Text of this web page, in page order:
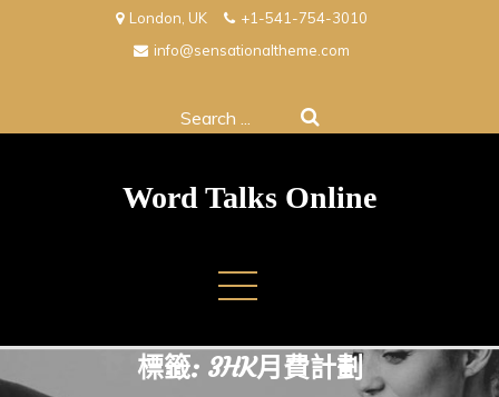
London, UK
+1-541-754-3010
info@sensationaltheme.com
Search
Word Talks Online
標籤: 3HK月費計劃